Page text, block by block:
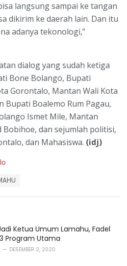
langsung sampai ke tangan
dikirim ke daerah lain. Dan itu
adanya tekonologi,”
dialog yang sudah ketiga
Bone Bolango, Bupati
Gorontalo, Mantan Wali Kota
Bupati Boalemo Rum Pagau,
Ismet Mile, Mantan
dan sejumlah politisi,
dan Mahasiswa. (idj)
Ketua Umum Lamahu, Fadel
Program Utama
DESEMBER 2, 2020